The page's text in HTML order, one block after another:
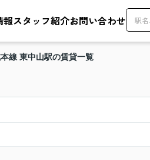
報スタッフ紹介お問い合わせ
線 東中山駅の賃貸一覧